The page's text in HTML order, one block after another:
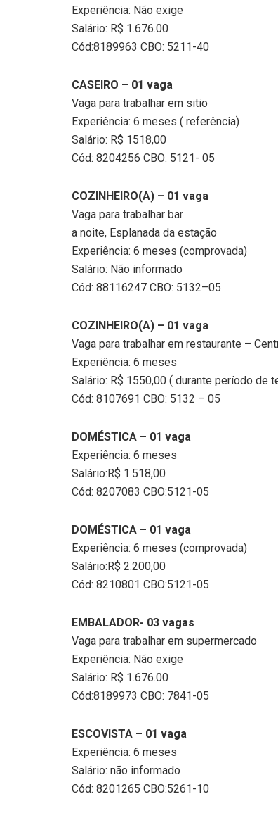
Experiência: Não exige
Salário: R$ 1.676.00
Cód:8189963 CBO: 5211-40
CASEIRO – 01 vaga
Vaga para trabalhar em sitio
Experiência: 6 meses ( referência)
Salário: R$ 1518,00
Cód: 8204256 CBO: 5121- 05
COZINHEIRO(A) – 01 vaga
Vaga para trabalhar bar
a noite, Esplanada da estação
Experiência: 6 meses (comprovada)
Salário: Não informado
Cód: 88116247 CBO: 5132–05
COZINHEIRO(A) – 01 vaga
Vaga para trabalhar em restaurante –
Experiência: 6 meses
Salário: R$ 1550,00 ( durante período de
Cód: 8107691 CBO: 5132 – 05
DOMÉSTICA – 01 vaga
Experiência: 6 meses
Salário:R$ 1.518,00
Cód: 8207083 CBO:5121-05
DOMÉSTICA – 01 vaga
Experiência: 6 meses (comprovada)
Salário:R$ 2.200,00
Cód: 8210801 CBO:5121-05
EMBALADOR- 03 vagas
Vaga para trabalhar em supermercado
Experiência: Não exige
Salário: R$ 1.676.00
Cód:8189973 CBO: 7841-05
ESCOVISTA – 01 vaga
Experiência: 6 meses
Salário: não informado
Cód: 8201265 CBO:5261-10